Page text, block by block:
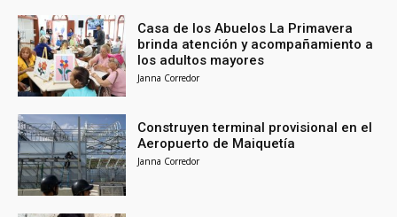
Casa de los Abuelos La Primavera
brinda atención y acompañamiento a
los adultos mayores
Janna Corredor
Construyen terminal provisional en el
Aeropuerto de Maiquetía
Janna Corredor